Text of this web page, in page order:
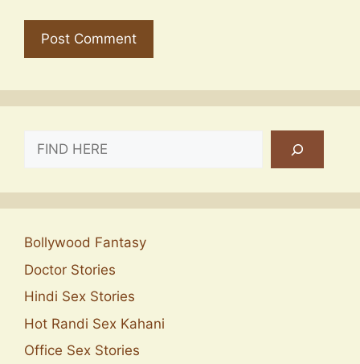
SEARCH
Bollywood Fantasy
Doctor Stories
Hindi Sex Stories
Hot Randi Sex Kahani
Office Sex Stories